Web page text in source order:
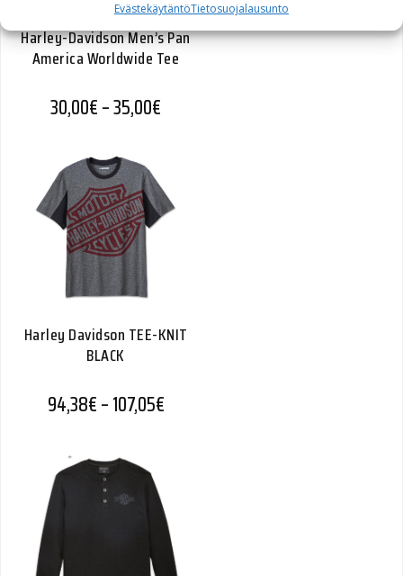
EvästekäytäntöTietosuojalausunto
Harley-Davidson Men’s Pan
America Worldwide Tee
30,00€–35,00€
Harley Davidson TEE-KNIT
BLACK
94,38€–107,05€Hintaluokka: 94,38€ - 107,05€